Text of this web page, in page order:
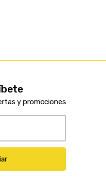
y promociones